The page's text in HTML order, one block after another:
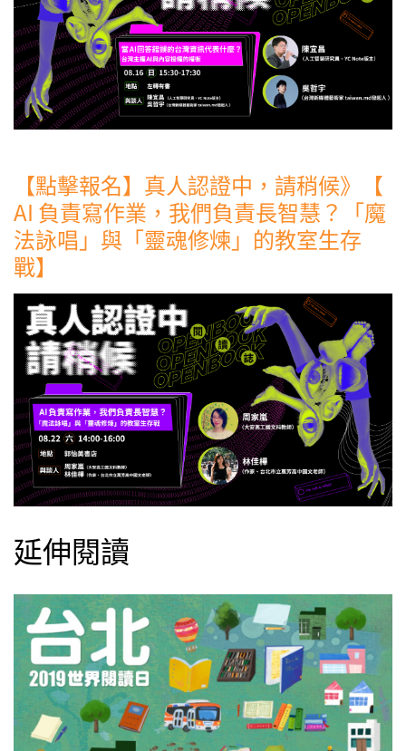
【點擊報名】真人認證中，請稍候》【
AI 負責寫作業，我們負責長智慧？「魔
法詠唱」與「靈魂修煉」的教室生存
戰】
延伸閱讀